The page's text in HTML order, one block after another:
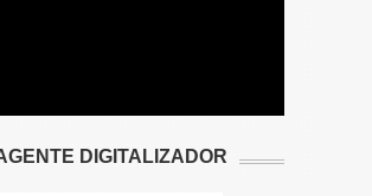
DIGITALIZADOR